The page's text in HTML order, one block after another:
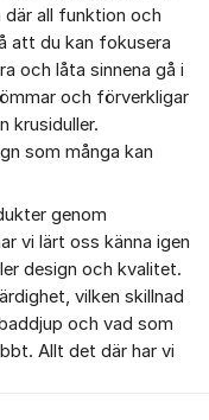
all funktion och
att du kan fokusera
och låta sinnena gå i
och förverkligar
krusiduller.
som många kan
genom
vi lärt oss känna igen
design och kvalitet.
vilken skillnad
och vad som
Allt det där har vi